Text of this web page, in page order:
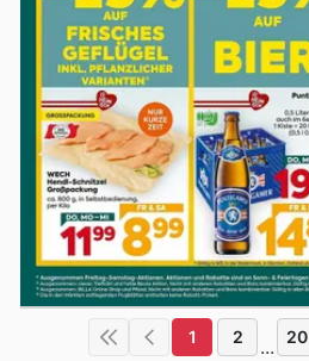
1 2 ... 20